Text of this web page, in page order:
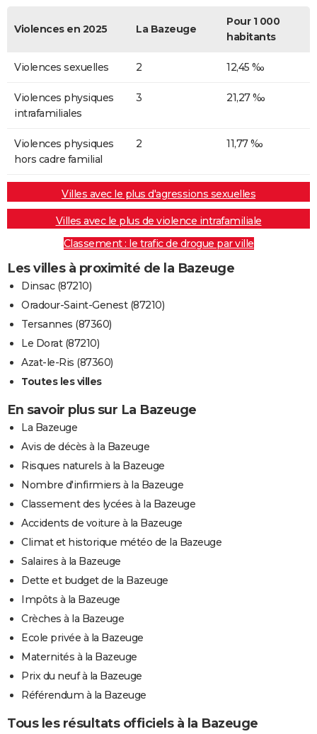
Violences en 2025 La Bazeuge
Pour 1 000
habitants
Violences sexuelles 2 12,45 ‰
Violences physiques
intrafamiliales
3 21,27 ‰
Violences physiques
hors cadre familial
2 11,77 ‰
Villes avec le plus d'agressions sexuelles
Villes avec le plus de violence intrafamiliale
Classement : le trafic de drogue par ville
Les villes à proximité de la Bazeuge
Dinsac (87210)
Oradour-Saint-Genest (87210)
Tersannes (87360)
Le Dorat (87210)
Azat-le-Ris (87360)
Toutes les villes
En savoir plus sur La Bazeuge
La Bazeuge
Avis de décès à la Bazeuge
Risques naturels à la Bazeuge
Nombre d'infirmiers à la Bazeuge
Classement des lycées à la Bazeuge
Accidents de voiture à la Bazeuge
Climat et historique météo de la Bazeuge
Salaires à la Bazeuge
Dette et budget de la Bazeuge
Impôts à la Bazeuge
Crèches à la Bazeuge
Ecole privée à la Bazeuge
Maternités à la Bazeuge
Prix du neuf à la Bazeuge
Référendum à la Bazeuge
Tous les résultats officiels à la Bazeuge